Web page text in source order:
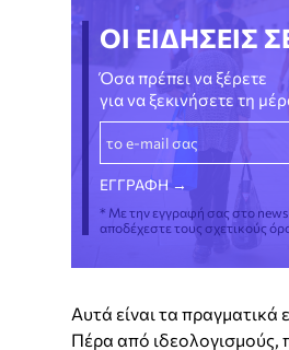
ΟΙ ΕΙΔΗΣΕΙΣ
Όσα πρέπει να ξέρετε
για να ξεκινήσετε τη
* Με την εγγραφή σας στο
αποδέχεστε τους σχετικούς
Αυτά είναι τα
Πέρα από ιδεολογισμούς,